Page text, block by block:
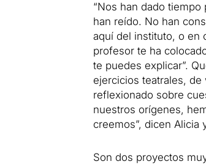
“Nos han dado
han reído. No han
aquí del instituto, o en
profesor te ha
te puedes explicar”.
ejercicios teatrales,
reflexionado sobre
nuestros orígenes,
creemos”, dicen Alicia
Son dos proyectos